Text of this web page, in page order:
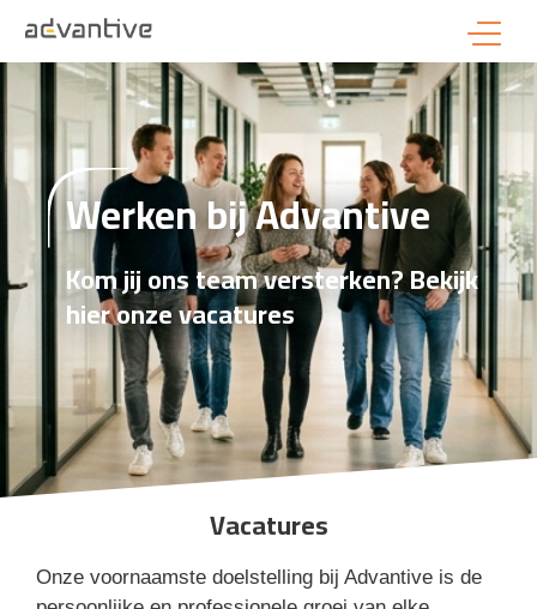
Werken bij Advantive
Kom jij ons team versterken? Bekijk
hier onze vacatures
Vacatures
Onze voornaamste doelstelling bij Advantive is de